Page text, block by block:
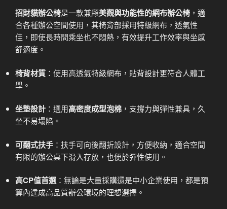
招財貓辦公椅是一款兼顧美觀與功能性的網布辦公椅 ，適
合各種辦公空間使用，其椅背部採用特級網布，透氣性
佳，即使長時間乘坐也不悶熱，有效提升工作效率與坐感
舒適度。
椅背材質 ：使用高透氣特級網布，貼背設計更符合人體工
學。
坐墊設計 ：選用高密度成型泡棉 ，支撐力與彈性兼具，久
坐不易塌陷。
可翻式扶手 ：扶手可向後翻折設計，方便收納，適合空間
有限的辦公桌下滑入存放，也便於彈性使用。
高CP值首選 ：無論是大量採購還是中小企業使用，都是預
算內達成高品質辦公環境的理想選擇。